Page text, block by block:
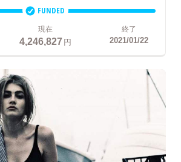
FUNDED
現在
4,246,827円
終了
2021/01/22